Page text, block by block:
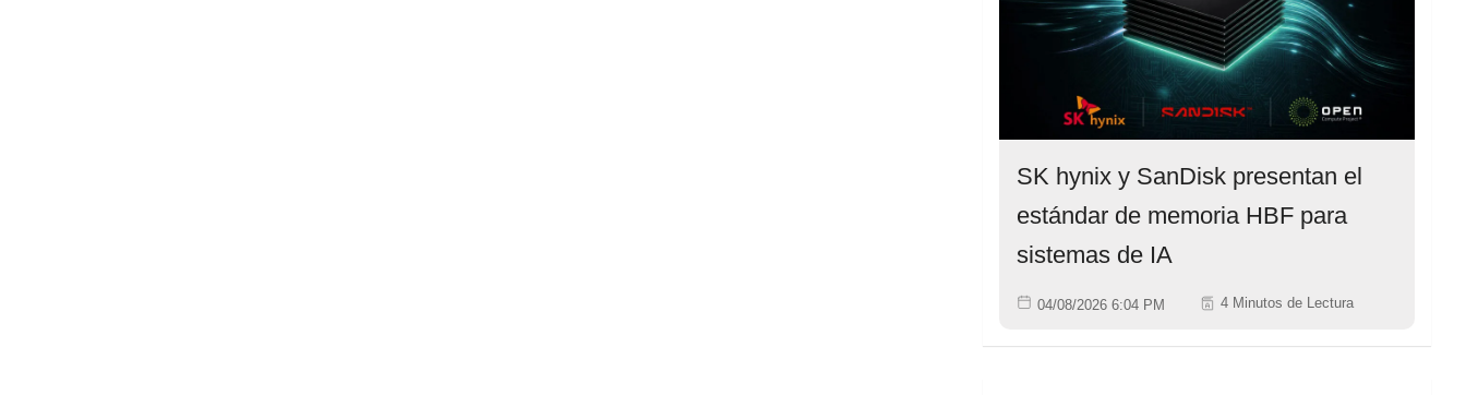
SK hynix y SanDisk presentan el
estándar de memoria HBF para
sistemas de IA
04/08/2026 6:04 PM 4 Minutos de Lectura